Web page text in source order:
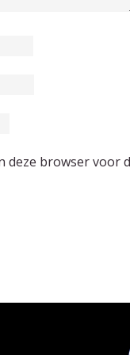
deze browser voor